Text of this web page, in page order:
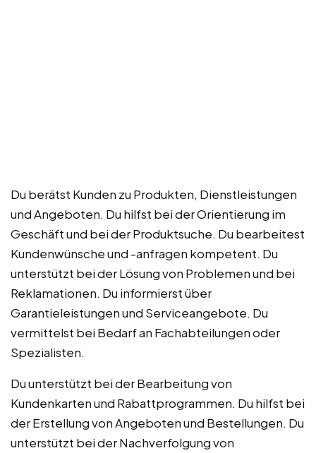
Du berätst Kunden zu Produkten, Dienstleistungen
und Angeboten. Du hilfst bei der Orientierung im
Geschäft und bei der Produktsuche. Du bearbeitest
Kundenwünsche und -anfragen kompetent. Du
unterstützt bei der Lösung von Problemen und bei
Reklamationen. Du informierst über
Garantieleistungen und Serviceangebote. Du
vermittelst bei Bedarf an Fachabteilungen oder
Spezialisten.
Du unterstützt bei der Bearbeitung von
Kundenkarten und Rabattprogrammen. Du hilfst bei
der Erstellung von Angeboten und Bestellungen. Du
unterstützt bei der Nachverfolgung von